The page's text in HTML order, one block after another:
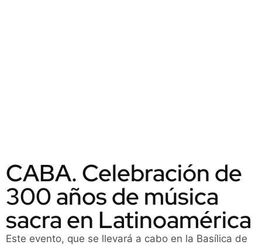
CABA. Celebración de
300 años de música
sacra en Latinoamérica
Este evento, que se llevará a cabo en la Basílica de